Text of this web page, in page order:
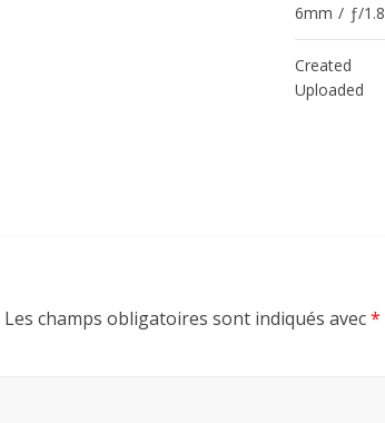
6mm / ƒ/1.8
Created
Uploaded
Les champs obligatoires sont indiqués avec*